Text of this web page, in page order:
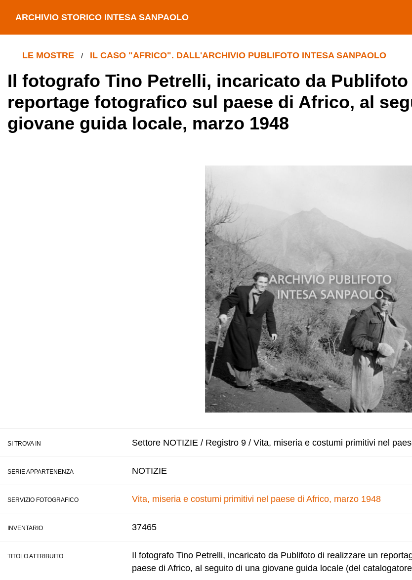
ARCHIVIO STORICO INTESA SANPAOLO
LE MOSTRE / IL CASO "AFRICO". DALL'ARCHIVIO PUBLIFOTO INTESA SANPAOLO
Il fotografo Tino Petrelli, incaricato da Publifoto
reportage fotografico sul paese di Africo, al
giovane guida locale, marzo 1948
SI TROVA IN Settore NOTIZIE / Registro 9 / Vita, miseria e costumi primitivi nel
SERIE APPARTENENZA NOTIZIE
SERVIZIO FOTOGRAFICO Vita, miseria e costumi primitivi nel paese di Africo, marzo 1948
INVENTARIO 37465
TITOLO ATTRIBUITO
Il fotografo Tino Petrelli, incaricato da Publifoto di realizzare un
paese di Africo, al seguito di una giovane guida locale (del